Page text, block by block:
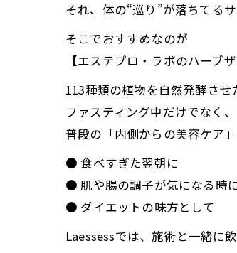
それ、体の“巡り”が落ちてるサ
そこでおすすめなのが
【エステプロ・ラボのハーブザ
113種類の植物を自然発酵させ
ファスティング中だけでなく、
普段の「内側からの美容ケア
● 食べすぎた翌朝に
● 肌や腸の調子が気になる時
● ダイエットの味方として
Laessessでは、施術と一緒に